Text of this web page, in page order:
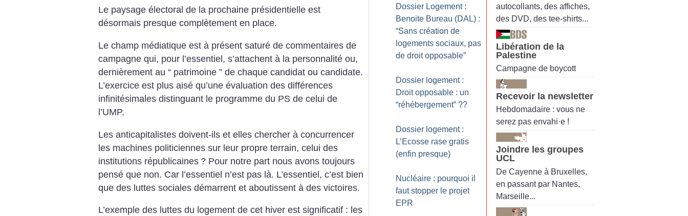
Le paysage électoral de la prochaine présidentielle est
désormais presque complètement en place.
Le champ médiatique est à présent saturé de commentaires de
campagne qui, pour l’essentiel, s’attachent à la personnalité ou,
dernièrement au “ patrimoine ” de chaque candidat ou candidate.
L’exercice est plus aisé qu’une évaluation des différences
infinitésimales distinguant le programme du PS de celui de
l’UMP.
Les anticapitalistes doivent-ils et elles chercher à concurrencer
les machines politiciennes sur leur propre terrain, celui des
institutions républicaines ? Pour notre part nous avons toujours
pensé que non. Car l’essentiel n’est pas là. L’essentiel, c’est bien
que des luttes sociales démarrent et aboutissent à des victoires.
L’exemple des luttes du logement de cet hiver est significatif : les
Dossier Logement :
Benoite Bureau (DAL) :
“Sans création de
logements sociaux, pas
de droit opposable”
Dossier logement :
Droit opposable : un
“réhébergement” ??
Dossier logement :
L’Ecosse rase gratis
(enfin presque)
Nucléaire : pourquoi il
faut stopper le projet
EPR
autocollants, des affiches,
des DVD, des tee-shirts...
Libération de la
Palestine
Campagne de boycott
Recevoir la newsletter
Hebdomadaire : vous ne
serez pas envahi·e !
Joindre les groupes
UCL
De Cayenne à Bruxelles,
en passant par Nantes,
Marseille...